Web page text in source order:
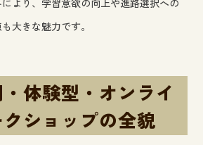
大きな魅力です。
体験型・オンライ
ショップの全貌